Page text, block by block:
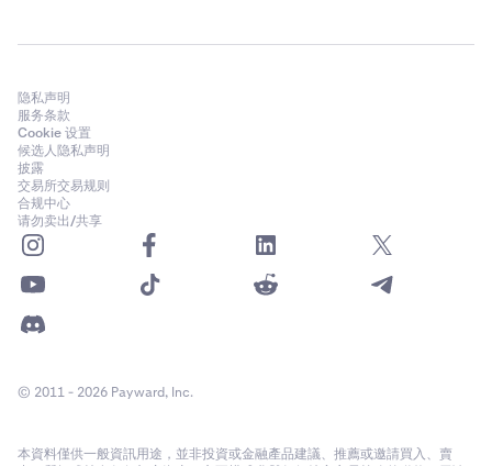
隐私声明
服务条款
Cookie 设置
候选人隐私声明
披露
交易所交易规则
合规中心
请勿卖出/共享
© 2011 - 2026 Payward, Inc.
本資料僅供一般資訊用途，並非投資或金融產品建議、推薦或邀請買入、賣